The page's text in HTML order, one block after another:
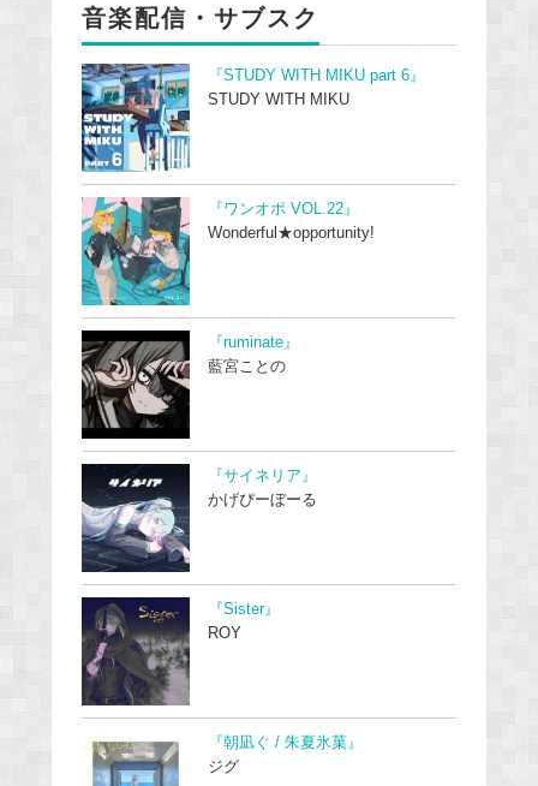
音楽配信・サブスク
『STUDY WITH MIKU part 6』
STUDY WITH MIKU
『ワンオポ VOL.22』
Wonderful★opportunity!
『ruminate』
藍宮ことの
『サイネリア』
かげぴーぼーる
『Sister』
ROY
『朝凪ぐ / 朱夏氷菓』
ジグ